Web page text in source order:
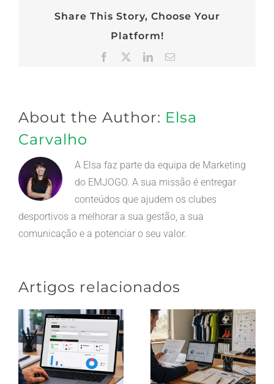
Share This Story, Choose Your
Platform!
Facebook LinkedInEmail
About the Author: Elsa
Carvalho
A Elsa faz parte da equipa de Marketing
do EMJOGO. A sua missão é entregar
conteúdos que ajudem os clubes
desportivos a melhorar a sua gestão, a sua
comunicação e a potenciar o seu valor.
Artigos relacionados